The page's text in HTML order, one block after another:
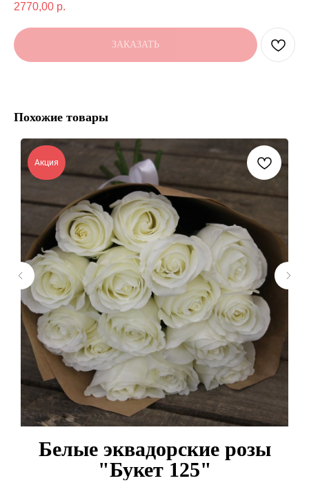
2770,00 р.
ЗАКАЗАТЬ
Похожие товары
Акция
Белые эквадорские розы
"Букет 125"